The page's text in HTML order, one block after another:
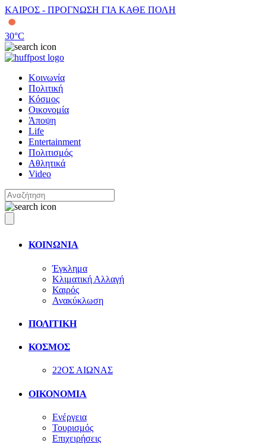
ΚΑΙΡΟΣ - ΠΡΟΓΝΩΣΗ ΓΙΑ ΚΑΘΕ ΠΟΛΗ
30°C
Κοινωνία
Πολιτική
Κόσμος
Οικονομία
Άποψη
Life
Entertainment
Πολιτισμός
Αθλητικά
Video
ΚΟΙΝΩΝΙΑ
Έγκλημα
Κλιματική Αλλαγή
Καιρός
Ανακύκλωση
ΠΟΛΙΤΙΚΗ
ΚΟΣΜΟΣ
22ΟΣ ΑΙΩΝΑΣ
ΟΙΚΟΝΟΜΙΑ
Ενέργεια
Τουρισμός
Επιχειρήσεις